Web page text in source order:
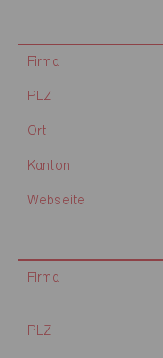
Firma
PLZ
Ort
Kanton
Webseite
Firma
PLZ